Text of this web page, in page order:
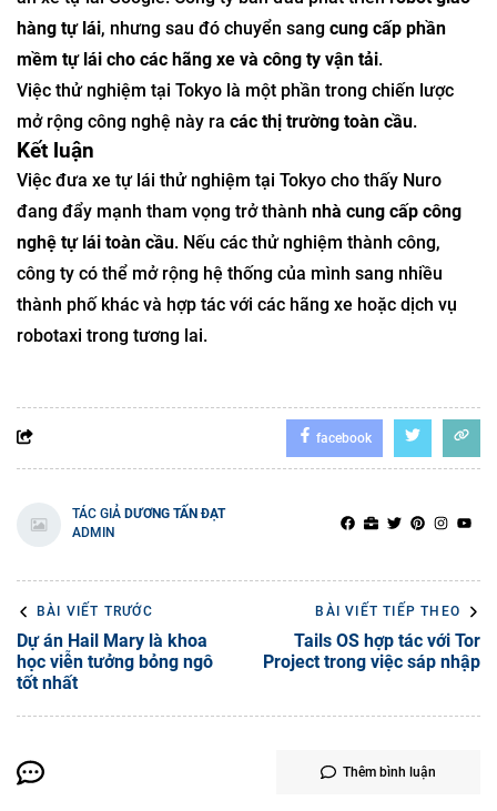
hàng tự lái, nhưng sau đó chuyển sang cung cấp phần
mềm tự lái cho các hãng xe và công ty vận tải.
Việc thử nghiệm tại Tokyo là một phần trong chiến lược
mở rộng công nghệ này ra các thị trường toàn cầu.
Kết luận
Việc đưa xe tự lái thử nghiệm tại Tokyo cho thấy Nuro
đang đẩy mạnh tham vọng trở thành nhà cung cấp công
nghệ tự lái toàn cầu. Nếu các thử nghiệm thành công,
công ty có thể mở rộng hệ thống của mình sang nhiều
thành phố khác và hợp tác với các hãng xe hoặc dịch vụ
robotaxi trong tương lai.
facebook
TÁC GIẢ DƯƠNG TẤN ĐẠT
ADMIN
BÀI VIẾT TRƯỚC
Dự án Hail Mary là khoa
học viễn tưởng bỏng ngô
tốt nhất
BÀI VIẾT TIẾP THEO
Tails OS hợp tác với Tor
Project trong việc sáp nhập
Thêm bình luận